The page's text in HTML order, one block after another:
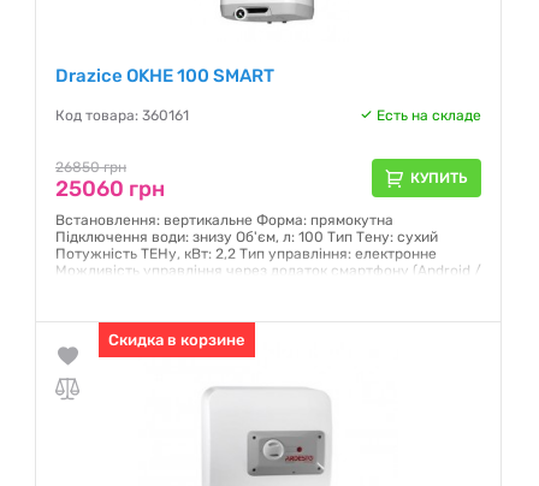
Drazice OKHE 100 SMART
Код товара: 360161 Есть на складе
26850 грн
25060 грн КУПИТЬ
Встановлення: вертикальне Форма: прямокутна
Підключення води: знизу Об'єм, л: 100 Тип Тену: сухий
Потужність ТЕНу, кВт: 2,2 Тип управління: електронне
Можливість управління через додаток смартфону (Android /
Гарантия:12 месяцев
Скидка в корзине